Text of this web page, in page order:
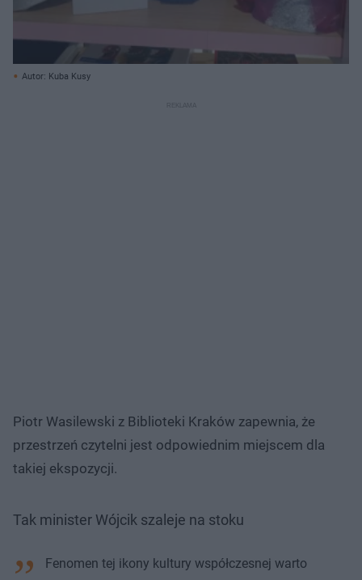
Autor: Kuba Kusy
Piotr Wasilewski z Biblioteki Kraków zapewnia, że
przestrzeń czytelni jest odpowiednim miejscem dla
takiej ekspozycji.
Tak minister Wójcik szaleje na stoku
Fenomen tej ikony kultury współczesnej warto